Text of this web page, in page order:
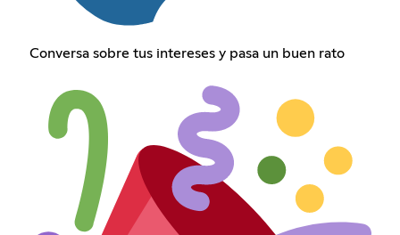
Conversa sobre tus intereses y pasa un buen rato